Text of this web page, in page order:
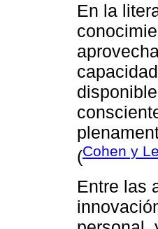
En la
(Cohen y
Entre las